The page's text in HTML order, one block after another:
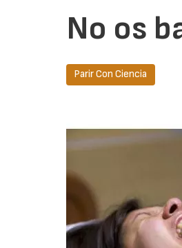
No os
Parir Con Ciencia